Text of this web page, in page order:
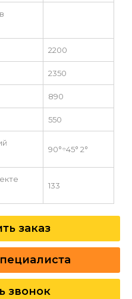
2200
2350
890
550
90°÷45° 2°
133
заказ
звонок